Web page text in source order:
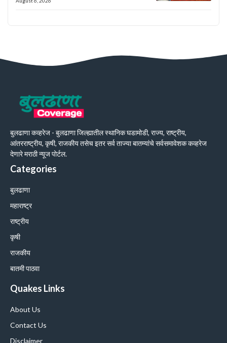
बुलढाणा कव्हरेज - बुलढाणा जिल्ह्यातील स्थानिक घडामोडी, राज्य, राष्ट्रीय,
आंतरराष्ट्रीय, कृषी, राजकीय तसेच इतर सर्व ताज्या बातम्यांचे सर्वसमावेशक कव्हरेज
देणारे मराठी न्यूज पोर्टल.
Categories
बुलढाणा
महाराष्ट्र
राष्ट्रीय
कृषी
राजकीय
बातमी पाठवा
Quakes Links
About Us
Contact Us
Disclaimer